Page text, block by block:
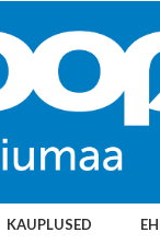
KAUPLUSED